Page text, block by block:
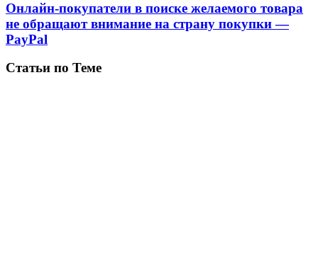
Онлайн-покупатели в поиске желаемого товара
не обращают внимание на страну покупки —
PayPal
Статьи по Теме